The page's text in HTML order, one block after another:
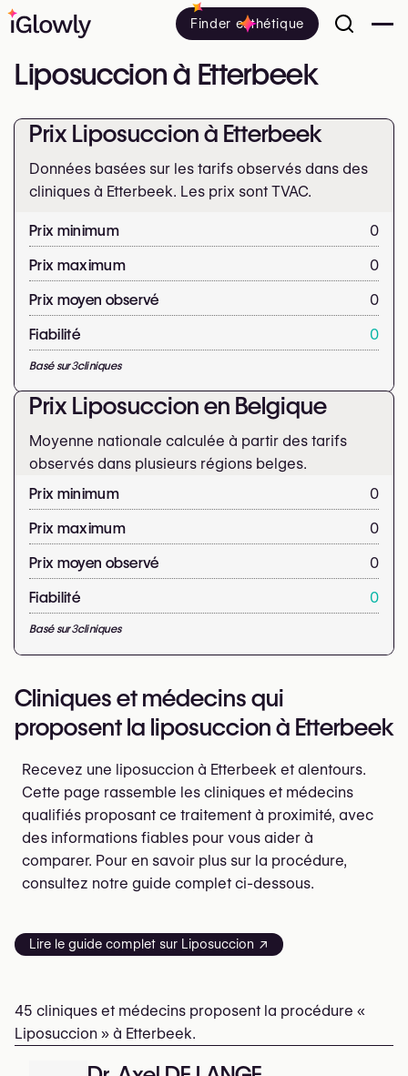
Finder esthétique
Liposuccion à Etterbeek
Prix Liposuccion à Etterbeek
Données basées sur les tarifs observés dans des
cliniques à Etterbeek. Les prix sont TVAC.
Prix minimum
0
Prix maximum
0
Prix moyen observé
0
Fiabilité
0
Basé sur3cliniques
Prix Liposuccion en Belgique
Moyenne nationale calculée à partir des tarifs
observés dans plusieurs régions belges.
Prix minimum
0
Prix maximum
0
Prix moyen observé
0
Fiabilité
0
Basé sur3cliniques
Cliniques et médecins qui
proposent la liposuccion à Etterbeek
Recevez une liposuccion à Etterbeek et alentours.
Cette page rassemble les cliniques et médecins
qualifiés proposant ce traitement à proximité, avec
des informations fiables pour vous aider à
comparer. Pour en savoir plus sur la procédure,
consultez notre guide complet ci-dessous.
Lire le guide complet sur Liposuccion ↗
45 cliniques et médecins proposent la procédure «
Liposuccion » à Etterbeek.